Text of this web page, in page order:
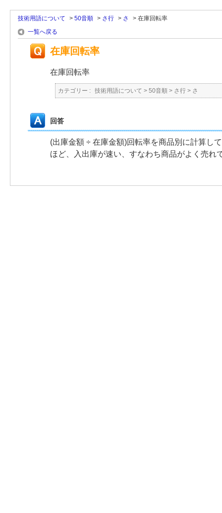
技術用語について > 50音順 > さ行 > さ > 在庫回転率
一覧へ戻る
在庫回転率
在庫回転率
カテゴリー : 技術用語について > 50音順 > さ行 > さ
回答
(出庫金額 ÷ 在庫金額)回転率を商品別に計算し
ほど、入出庫が速い、すなわち商品がよく売れ